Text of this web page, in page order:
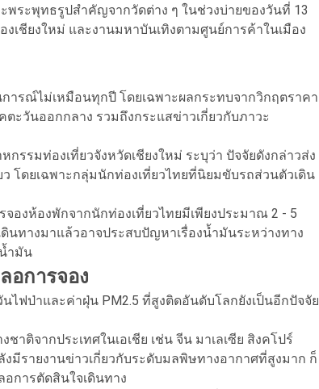
ระพุทธรูปสำคัญจากวัดต่าง ๆ ในช่วงบ่ายของวันที่ 13
เชียงใหม่ และงานมหาบันเทิงตามศูนย์การค้าในเมือง
ารณ์ไม่เหมือนทุกปี โดยเฉพาะผลกระทบจากวิกฤตราคา
ะวันออกกลาง รวมถึงกระแสข่าวเกี่ยวกับภาวะ
รรมท่องเที่ยวจังหวัดเชียงใหม่ ระบุว่า ปัจจัยดังกล่าวส่ง
โดยเฉพาะกลุ่มนักท่องเที่ยวไทยที่นิยมขับรถส่วนตัวเดิน
องห้องพักจากนักท่องเที่ยวไทยมีเพียงประมาณ 2 - 5
นทางมาแล้วอาจประสบปัญหาเรื่องน้ำมันระหว่างทาง
ำมัน
อการจอง
ฟป่าและค่าฝุ่น PM2.5 ที่สูงติดอันดับโลกยังเป็นอีกปัจจัย
าติจากประเทศในเอเชีย เช่น จีน มาเลเซีย สิงคโปร์
มีรายงานข่าวเกี่ยวกับระดับมลพิษทางอากาศที่สูงมาก ก็
การตัดสินใจเดินทาง